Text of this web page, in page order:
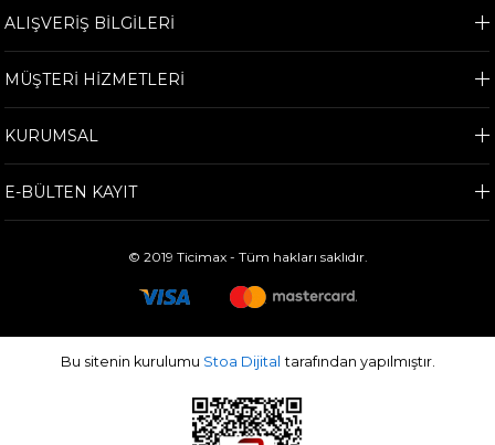
ALIŞVERİŞ BİLGİLERİ
MÜŞTERİ HİZMETLERİ
KURUMSAL
E-BÜLTEN KAYIT
© 2019 Ticimax - Tüm hakları saklıdır.
Bu sitenin kurulumu Stoa Dijital tarafından yapılmıştır.